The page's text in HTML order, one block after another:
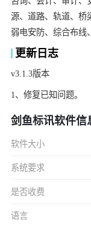
源、道路、轨道、桥
弱电安防、综合布线
更新日志
v3.1.3版本
1、修复已知问题。
剑鱼标讯软件信
软件大小
系统要求
是否收费
语言